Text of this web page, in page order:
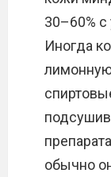
30–60%
Иногда
обычно